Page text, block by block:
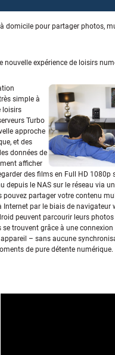
domicile pour partager photos,
expérience de loisirs
simple à
loisirs
Turbo
approche
et des
données de
afficher
des films en Full HD 1080p
le NAS sur le réseau via
partager votre contenu
par le biais de navigateur
peuvent parcourir leurs
trouvent grâce à une connexion
– sans aucune
de pure détente numérique.